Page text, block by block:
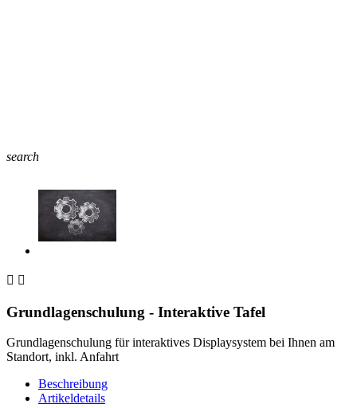
search
 
Grundlagenschulung - Interaktive Tafel
Grundlagenschulung für interaktives Displaysystem bei Ihnen am
Standort, inkl. Anfahrt
Beschreibung
Artikeldetails